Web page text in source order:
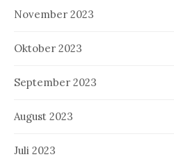
November 2023
Oktober 2023
September 2023
August 2023
Juli 2023